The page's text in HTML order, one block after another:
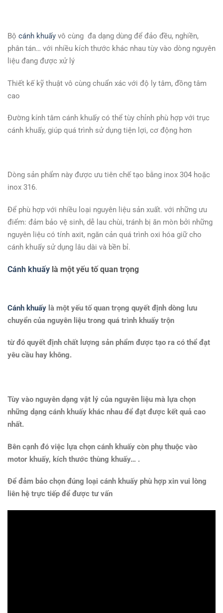
Bộ cánh khuấy vô cùng đa dạng dùng để đảo đều, nghiền,
phân tán… với nhiều kích thước khác nhau tùy vào dòng nguyên
liệu đang được xử lý
Thiết kế kỹ thuật vô cùng chuẩn xác với độ ly tâm, đồng tâm
cao
Đường kính tâm cánh khuấy có thể tùy chỉnh phù hợp với trục
cánh khuấy, giúp quá trình sử dụng tiện lợi, cơ động hơn
Dòng sản phẩm này được ưu tiên chế tạo bằng inox 304 hoặc
inox 316.
Để phù hợp với nhiều loại nguyên liệu sản xuất. với những ưu
điểm: đảm bảo vệ sinh, dễ lau chùi, tránh bị ăn mòn bởi những
nguyên liệu có tính axit, ngăn cản quá trình oxi hóa giữ cho
cánh khuấy sử dụng lâu dài và bền bỉ.
Cánh khuấy là một yếu tố quan trọng
Cánh khuấy là một yếu tố quan trọng quyết định dòng lưu
chuyển của nguyên liệu trong quá trình khuấy trộn
từ đó quyết định chất lượng sản phẩm được tạo ra có thể đạt
yêu cầu hay không.
Tùy vào nguyên dạng vật lý của nguyên liệu mà lựa chọn
những dạng cánh khuấy khác nhau để đạt được kết quả cao
nhất.
Bên cạnh đó việc lựa chọn cánh khuấy còn phụ thuộc vào
motor khuấy, kích thước thùng khuấy… .
Để đảm bảo chọn đúng loại cánh khuấy phù hợp xin vui lòng
liên hệ trực tiếp để được tư vấn